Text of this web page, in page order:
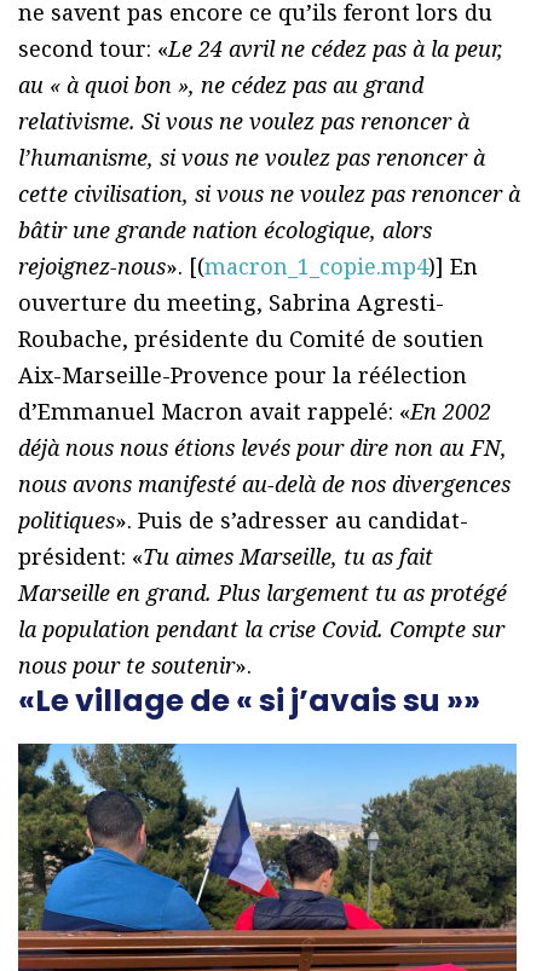
ne savent pas encore ce qu’ils feront lors du
second tour: «Le 24 avril ne cédez pas à la peur,
au « à quoi bon », ne cédez pas au grand
relativisme. Si vous ne voulez pas renoncer à
l’humanisme, si vous ne voulez pas renoncer à
cette civilisation, si vous ne voulez pas renoncer à
bâtir une grande nation écologique, alors
rejoignez-nous». [(macron_1_copie.mp4)] En
ouverture du meeting, Sabrina Agresti-
Roubache, présidente du Comité de soutien
Aix-Marseille-Provence pour la réélection
d’Emmanuel Macron avait rappelé: «En 2002
déjà nous nous étions levés pour dire non au FN,
nous avons manifesté au-delà de nos divergences
politiques». Puis de s’adresser au candidat-
président: «Tu aimes Marseille, tu as fait
Marseille en grand. Plus largement tu as protégé
la population pendant la crise Covid. Compte sur
nous pour te soutenir».
«Le village de « si j’avais su »»